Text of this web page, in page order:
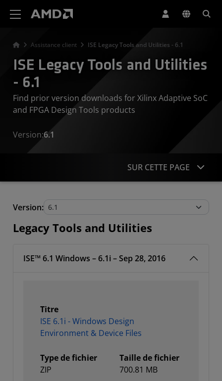
Assistance client ISE Legacy Tools and Utilities - 6.1
ISE Legacy Tools and Utilities
- 6.1
Find prior version downloads for Xilinx Adaptive SoC
and FPGA Design Tools products
Version:6.1
SUR CETTE PAGE
Legacy Tools and Utilities
Version:
Legacy Tools and Utilities
ISE™ 6.1 Windows – 6.1i – Sep 28, 2016
Titre
ISE 6.1i - Windows Design
Environment & Device Files
Type de fichier
ZIP
Taille de fichier
700.81 MB